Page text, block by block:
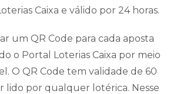
Caixa e válido por 24 horas.
um QR Code para cada aposta
o Portal Loterias Caixa por meio
O QR Code tem validade de 60
lido por qualquer lotérica. Nesse